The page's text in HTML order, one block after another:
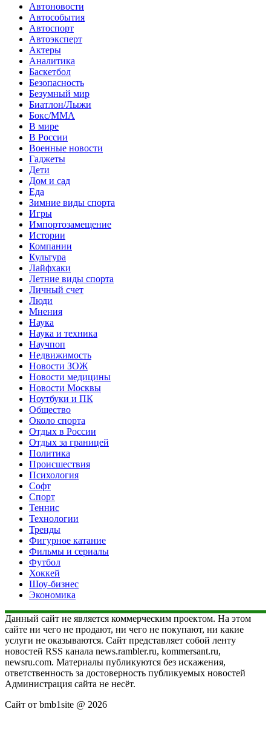
Автоновости
Автособытия
Автоспорт
Автоэксперт
Актеры
Аналитика
Баскетбол
Безопасность
Безумный мир
Биатлон/Лыжи
Бокс/MMA
В мире
В России
Военные новости
Гаджеты
Дети
Дом и сад
Еда
Зимние виды спорта
Игры
Импортозамещение
Истории
Компании
Культура
Лайфхаки
Летние виды спорта
Личный счет
Люди
Мнения
Наука
Наука и техника
Научпоп
Недвижимость
Новости ЗОЖ
Новости медицины
Новости Москвы
Ноутбуки и ПК
Общество
Около спорта
Отдых в России
Отдых за границей
Политика
Происшествия
Психология
Софт
Спорт
Теннис
Технологии
Тренды
Фигурное катание
Фильмы и сериалы
Футбол
Хоккей
Шоу-бизнес
Экономика
Данный сайт не является коммерческим проектом. На этом
сайте ни чего не продают, ни чего не покупают, ни какие
услуги не оказываются. Сайт представляет собой ленту
новостей RSS канала news.rambler.ru, kommersant.ru,
newsru.com. Материалы публикуются без искажения,
ответственность за достоверность публикуемых новостей
Администрация сайта не несёт.
Сайт от bmb1site @ 2026